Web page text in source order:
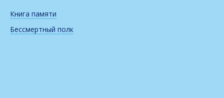
Книга памяти
Бессмертный полк